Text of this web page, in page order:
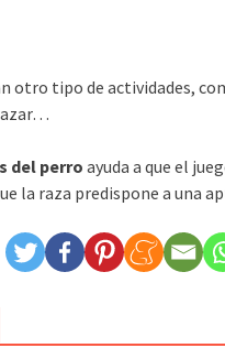
otro tipo de actividades,
del perro ayuda a que el
la raza predispone a una